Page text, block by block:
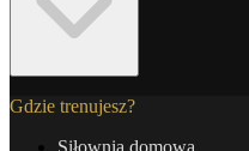
Gdzie trenujesz?
Siłownia domowa